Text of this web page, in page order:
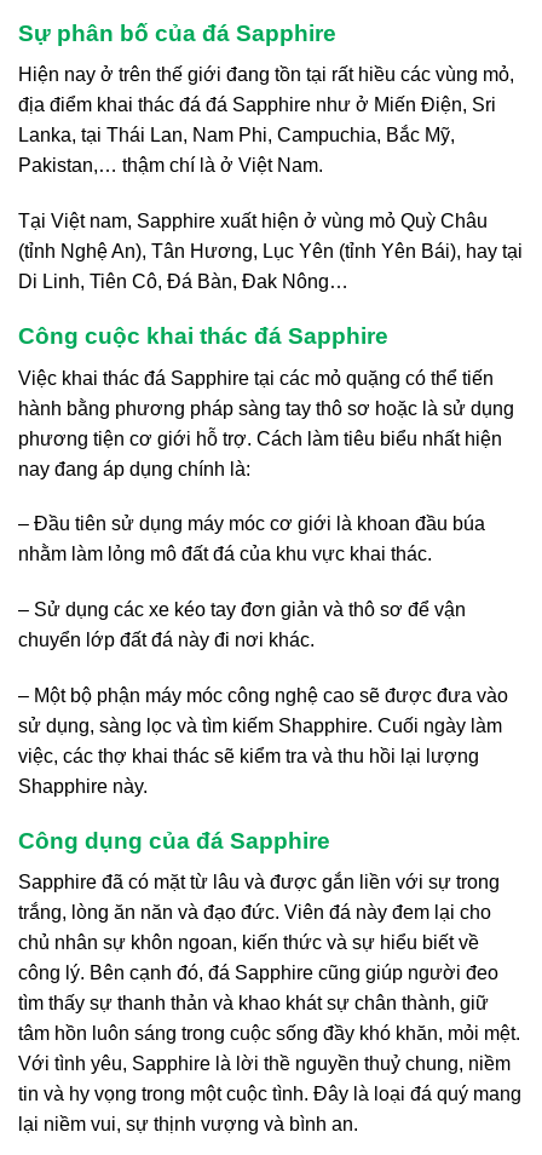
Sự phân bố của đá Sapphire
Hiện nay ở trên thế giới đang tồn tại rất hiều các vùng mỏ,
địa điểm khai thác đá đá Sapphire như ở Miến Điện, Sri
Lanka, tại Thái Lan, Nam Phi, Campuchia, Bắc Mỹ,
Pakistan,… thậm chí là ở Việt Nam.
Tại Việt nam, Sapphire xuất hiện ở vùng mỏ Quỳ Châu
(tỉnh Nghệ An), Tân Hương, Lục Yên (tỉnh Yên Bái), hay tại
Di Linh, Tiên Cô, Đá Bàn, Đak Nông…
Công cuộc khai thác đá Sapphire
Việc khai thác đá Sapphire tại các mỏ quặng có thể tiến
hành bằng phương pháp sàng tay thô sơ hoặc là sử dụng
phương tiện cơ giới hỗ trợ. Cách làm tiêu biểu nhất hiện
nay đang áp dụng chính là:
– Đầu tiên sử dụng máy móc cơ giới là khoan đầu búa
nhằm làm lỏng mô đất đá của khu vực khai thác.
– Sử dụng các xe kéo tay đơn giản và thô sơ để vận
chuyển lớp đất đá này đi nơi khác.
– Một bộ phận máy móc công nghệ cao sẽ được đưa vào
sử dụng, sàng lọc và tìm kiếm Shapphire. Cuối ngày làm
việc, các thợ khai thác sẽ kiểm tra và thu hồi lại lượng
Shapphire này.
Công dụng của đá Sapphire
Sapphire đã có mặt từ lâu và được gắn liền với sự trong
trắng, lòng ăn năn và đạo đức. Viên đá này đem lại cho
chủ nhân sự khôn ngoan, kiến thức và sự hiểu biết về
công lý. Bên cạnh đó, đá Sapphire cũng giúp người đeo
tìm thấy sự thanh thản và khao khát sự chân thành, giữ
tâm hồn luôn sáng trong cuộc sống đầy khó khăn, mỏi mệt.
Với tình yêu, Sapphire là lời thề nguyền thuỷ chung, niềm
tin và hy vọng trong một cuộc tình. Đây là loại đá quý mang
lại niềm vui, sự thịnh vượng và bình an.